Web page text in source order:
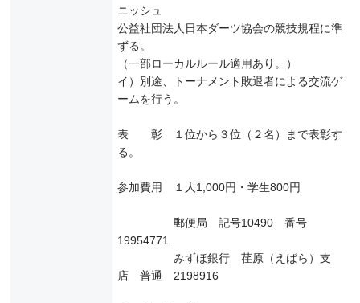
ニッシュ
公益社団法人日本ダーツ協会の競技規程に準
ずる。
（一部ローカルルール適用あり。）
イ）別途、トーナメント敗退者による交流ゲ
ームを行う。
表 彰 １位から３位（２名）まで表彰す
る。
参加費用 １人1,000円・学生800円
郵便局 記号10490 番号
19954771
みずほ銀行 荏原（えばら）支
店 普通 2198916